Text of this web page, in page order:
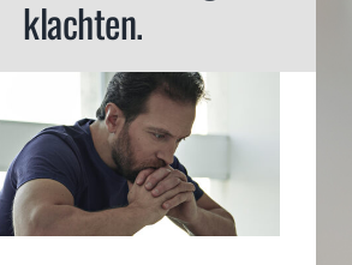
Kennisbank
Business
klachten.